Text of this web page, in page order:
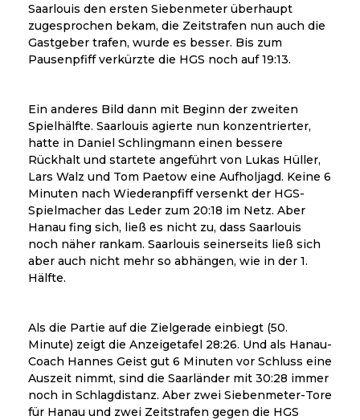
Saarlouis den ersten Siebenmeter überhaupt
zugesprochen bekam, die Zeitstrafen nun auch die
Gastgeber trafen, wurde es besser. Bis zum
Pausenpfiff verkürzte die HGS noch auf 19:13.
Ein anderes Bild dann mit Beginn der zweiten
Spielhälfte. Saarlouis agierte nun konzentrierter,
hatte in Daniel Schlingmann einen bessere
Rückhalt und startete angeführt von Lukas Hüller,
Lars Walz und Tom Paetow eine Aufholjagd. Keine 6
Minuten nach Wiederanpfiff versenkt der HGS-
Spielmacher das Leder zum 20:18 im Netz. Aber
Hanau fing sich, ließ es nicht zu, dass Saarlouis
noch näher rankam. Saarlouis seinerseits ließ sich
aber auch nicht mehr so abhängen, wie in der 1.
Hälfte.
Als die Partie auf die Zielgerade einbiegt (50.
Minute) zeigt die Anzeigetafel 28:26. Und als Hanau-
Coach Hannes Geist gut 6 Minuten vor Schluss eine
Auszeit nimmt, sind die Saarländer mit 30:28 immer
noch in Schlagdistanz. Aber zwei Siebenmeter-Tore
für Hanau und zwei Zeitstrafen gegen die HGS